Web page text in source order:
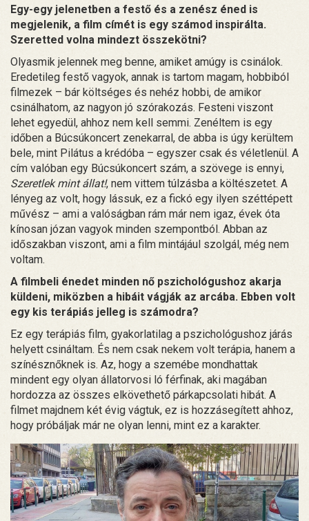
Egy-egy jelenetben a festő és a zenész éned is
megjelenik, a film címét is egy számod inspirálta.
Szeretted volna mindezt összekötni?
Olyasmik jelennek meg benne, amiket amúgy is csinálok.
Eredetileg festő vagyok, annak is tartom magam, hobbiból
filmezek – bár költséges és nehéz hobbi, de amikor
csinálhatom, az nagyon jó szórakozás. Festeni viszont
lehet egyedül, ahhoz nem kell semmi. Zenéltem is egy
időben a Búcsúkoncert zenekarral, de abba is úgy kerültem
bele, mint Pilátus a krédóba – egyszer csak és véletlenül. A
cím valóban egy Búcsúkoncert szám, a szövege is ennyi,
Szeretlek mint állat!, nem vittem túlzásba a költészetet. A
lényeg az volt, hogy lássuk, ez a fickó egy ilyen széttépett
művész – ami a valóságban rám már nem igaz, évek óta
kínosan józan vagyok minden szempontból. Abban az
időszakban viszont, ami a film mintájául szolgál, még nem
voltam.
A filmbeli énedet minden nő pszichológushoz akarja
küldeni, miközben a hibáit vágják az arcába. Ebben volt
egy kis terápiás jelleg is számodra?
Ez egy terápiás film, gyakorlatilag a pszichológushoz járás
helyett csináltam. És nem csak nekem volt terápia, hanem a
színésznőknek is. Az, hogy a szemébe mondhattak
mindent egy olyan állatorvosi ló férfinak, aki magában
hordozza az összes elkövethető párkapcsolati hibát. A
filmet majdnem két évig vágtuk, ez is hozzásegített ahhoz,
hogy próbáljak már ne olyan lenni, mint ez a karakter.